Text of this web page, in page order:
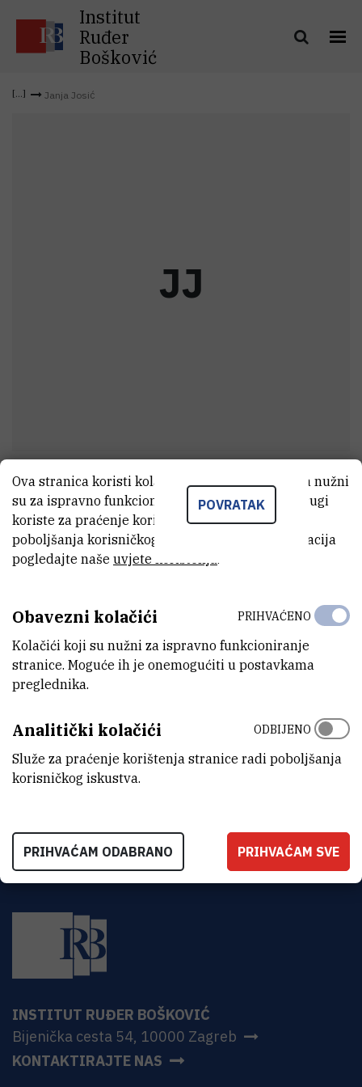
Institut
Ruđer
Bošković
Janja Josić
JJ
JanjaJosić
Asistent
Zavod za molekularnu medicinu
LABORATORIJ
ADRESA
Institut Ruđer Bošković
Bijenička 54
HR-10000 Zagreb
INSTITUT RUĐER BOŠKOVIĆ
Bijenička cesta 54, 10000 Zagreb
KONTAKTIRAJTE NAS
POVRATAK
Ova stranica koristi kolačiće. Neki od tih kolačića nužni
su za ispravno funkcioniranje stranice, dok se drugi
koriste za praćenje korištenja stranice radi
poboljšanja korisničkog iskustva. Za više informacija
pogledajte naše uvjete korištenja.
Obavezni kolačići
Kolačići koji su nužni za ispravno funkcioniranje
stranice. Moguće ih je onemogućiti u postavkama
preglednika.
PRIHVAĆENO
Analitički kolačići
Služe za praćenje korištenja stranice radi poboljšanja
korisničkog iskustva.
ODBIJENO
PRIHVAĆAM ODABRANO PRIHVAĆAM SVE